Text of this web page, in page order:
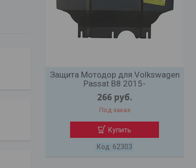
Защита Мотодор для Volkswagen
Passat B8 2015-
266 руб.
Под заказ
Купить
62303